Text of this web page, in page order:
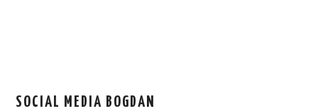
SOCIAL MEDIA BOGDAN